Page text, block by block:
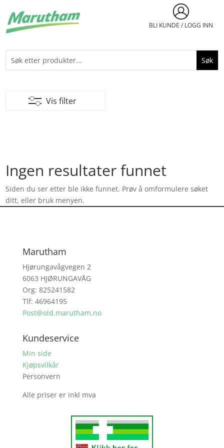
BLI KUNDE / LOGG INN
Vis filter
Ingen resultater funnet
Siden du ser etter ble ikke funnet. Prøv å omformulere søket
ditt, eller bruk menyen.
Marutham
Hjørungavågvegen 2
6063 HJØRUNGAVÅG
Org: 825241582
Tlf: 46964195
Post@old.marutham.no
Kundeservice
Min side
Kjøpsvilkår
Personvern
Alle priser er inkl mva